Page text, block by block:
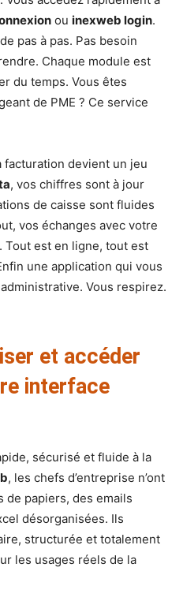
ou inexweb login.
pas à pas. Pas besoin
Chaque module est
du temps. Vous êtes
de PME ? Ce service
facturation devient un jeu
, vos chiffres sont à jour
de caisse sont fluides
vos échanges avec votre
Tout est en ligne, tout est
une application qui vous
Vous respirez.
et accéder
interface
sécurisé et fluide à la
, les chefs d’entreprise n’ont
de papiers, des emails
désorganisées. Ils
structurée et totalement
les usages réels de la